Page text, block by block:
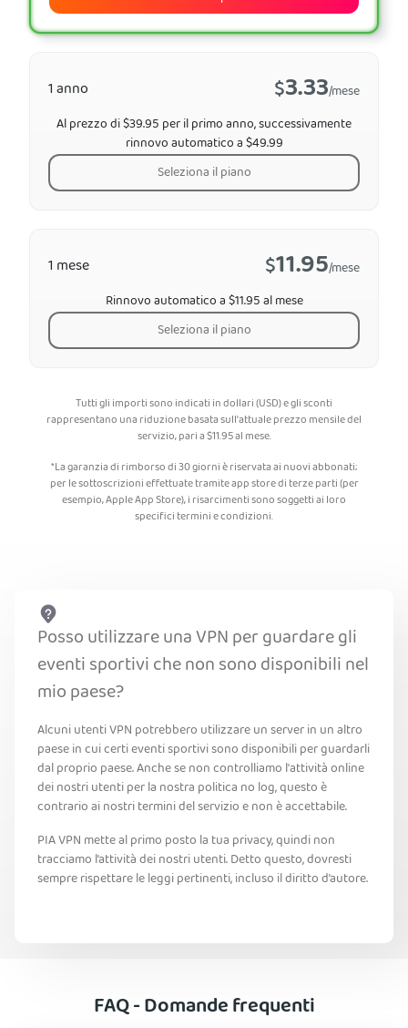
1 mese $11.95/mese
Rinnovo automatico a $11.95 al mese
Seleziona il piano
1 anno $3.33/mese
Al prezzo di $39.95 per il primo anno, successivamente
rinnovo automatico a $49.99
Seleziona il piano
Tutti gli importi sono indicati in dollari (USD) e gli sconti
rappresentano una riduzione basata sull'attuale prezzo mensile del
servizio, pari a$11.95al mese.
*La garanzia di rimborso di 30 giorni è riservata ai nuovi abbonati;
per le sottoscrizioni effettuate tramite app store di terze parti (per
esempio, Apple App Store), i risarcimenti sono soggetti ai loro
specifici termini e condizioni.
Posso utilizzare una VPN per guardare gli
eventi sportivi che non sono disponibili nel
mio paese?
Alcuni utenti VPN potrebbero utilizzare un server in un altro
paese in cui certi eventi sportivi sono disponibili per guardarli
dal proprio paese. Anche se non controlliamo l'attività online
dei nostri utenti per la nostra politica no log, questo è
contrario ai nostri termini del servizio e non è accettabile.
PIA VPN mette al primo posto la tua privacy, quindi non
tracciamo l’attività dei nostri utenti. Detto questo, dovresti
sempre rispettare le leggi pertinenti, incluso il diritto d’autore.
FAQ - Domande frequenti